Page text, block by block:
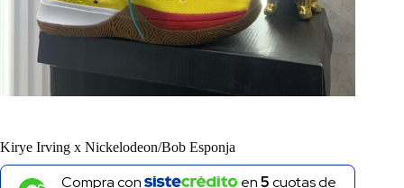
Kirye Irving x Nickelodeon/Bob Esponja
Compra con en5cuotas de